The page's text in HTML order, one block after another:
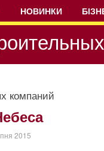
НОВИНКИ
компаний
2015